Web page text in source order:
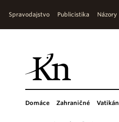
Spravodajstvo Publicistika Názory
Domáce Zahraničné Vatikán